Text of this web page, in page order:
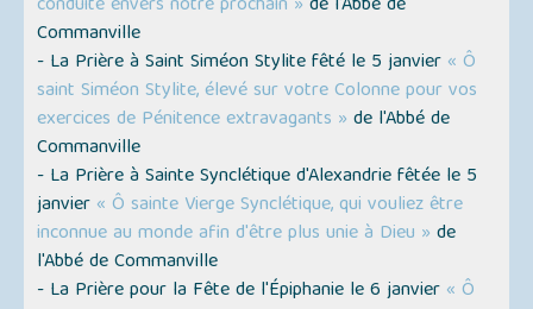
Commanville
- La Prière à Saint Siméon Stylite fêté le 5 janvier « Ô
saint Siméon Stylite, élevé sur votre Colonne pour vos
exercices de Pénitence extravagants » de l'Abbé de
Commanville
- La Prière à Sainte Synclétique d'Alexandrie fêtée le 5
janvier « Ô sainte Vierge Synclétique, qui vouliez être
inconnue au monde afin d'être plus unie à Dieu » de
l'Abbé de Commanville
- La Prière pour la Fête de l'Épiphanie le 6 janvier « Ô